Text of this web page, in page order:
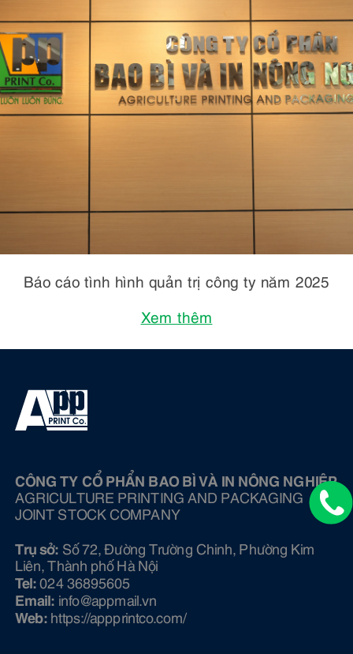
Báo cáo tình hình quản trị công ty năm 2025
Xem thêm
CÔNG TY CỔ PHẨN BAO BÌ VÀ IN NÔNG NGHIỆP
AGRICULTURE PRINTING AND PACKAGING
JOINT STOCK COMPANY
Trụ sở: Số 72, Đường Trường Chinh, Phường Kim
Liên, Thành phố Hà Nội
Tel:024 36895605
Email: info@ appmail.vn
Web: https://appprintco.com/